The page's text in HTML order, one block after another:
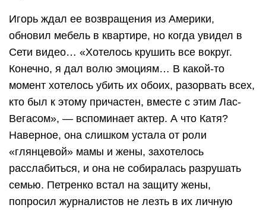
Игорь ждал ее возвращения из Америки,
обновил мебель в квартире, но когда увидел в
Сети видео… «Хотелось крушить все вокруг.
Конечно, я дал волю эмоциям… В какой-то
момент хотелось убить их обоих, разорвать всех,
кто был к этому причастен, вместе с этим Лас-
Вегасом», — вспоминает актер. А что Катя?
Наверное, она слишком устала от роли
«глянцевой» мамы и жены, захотелось
расслабиться, и она не собиралась разрушать
семью. Петренко встал на защиту жены,
попросил журналистов не лезть в их личную